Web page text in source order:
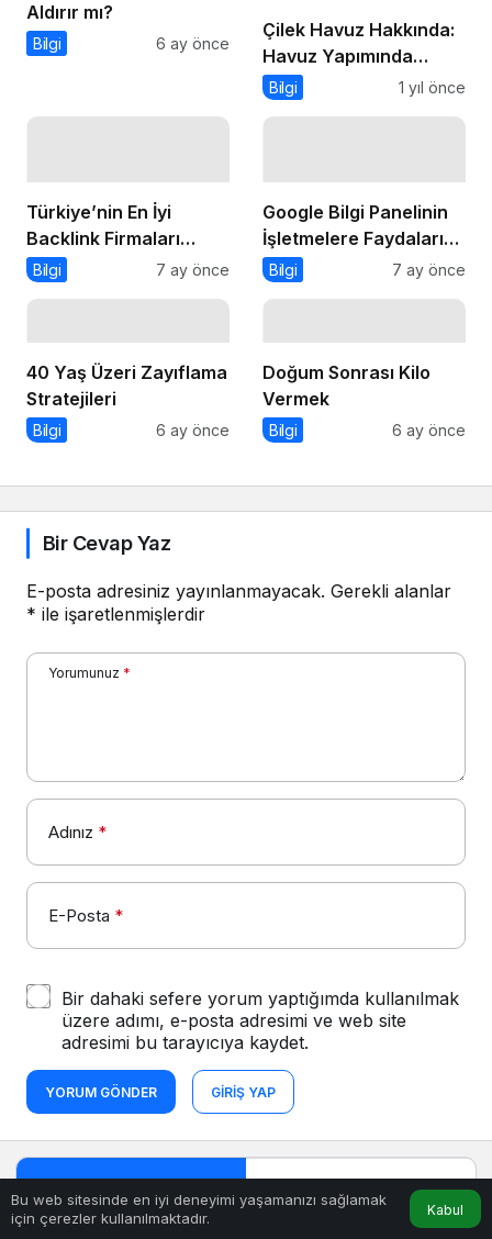
Aldırır mı?
Bilgi 6 ay önce
Çilek Havuz Hakkında:
Havuz Yapımında
Güvenilir Marka
Bilgi 1 yıl önce
Türkiye’nin En İyi
Backlink Firmaları
Hangileridir?
Bilgi 7 ay önce
Google Bilgi Panelinin
İşletmelere Faydaları
Nelerdir?
Bilgi 7 ay önce
40 Yaş Üzeri Zayıflama
Stratejileri
Bilgi 6 ay önce
Doğum Sonrası Kilo
Vermek
Bilgi 6 ay önce
Bir Cevap Yaz
E-posta adresiniz yayınlanmayacak. Gerekli alanlar
* ile işaretlenmişlerdir
Yorumunuz *
Adınız *
E-Posta *
Bir dahaki sefere yorum yaptığımda kullanılmak
üzere adımı, e-posta adresimi ve web site
adresimi bu tarayıcıya kaydet.
YORUM GÖNDER GIRIŞ YAP
Bu web sitesinde en iyi deneyimi yaşamanızı sağlamak
için çerezler kullanılmaktadır.
Kabul